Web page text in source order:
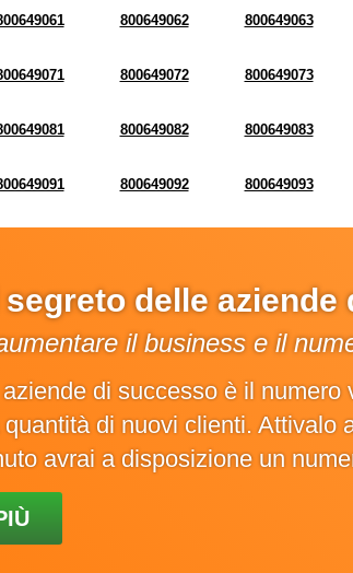
800649062 800649063
800649072 800649073
800649082 800649083
800649092 800649093
delle aziende
il business e il
di successo è il
di nuovi clienti.
avrai a disposizione un